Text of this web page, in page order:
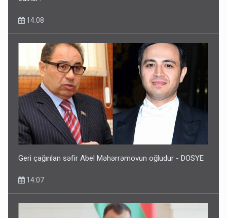
14:08
Geri çağırılan səfir Abel Məhərrəmovun oğludur - DOSYE
14:07